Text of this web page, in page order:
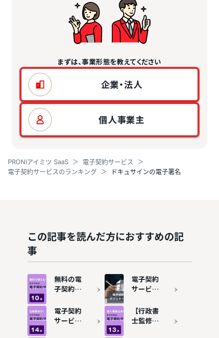
まずは、事業形態を教えてください
企業・法人
個人事業主
PRONIアイミツ SaaS
電子契約サービス
電子契約サービスのランキング
ドキュサインの電子署名
この記事を読んだ方におすすめの記
事
無料の電
子契約サ
すすめ10
選！有料
電子契約
サービス
ステムの
メリッ
ト・デメ
電子契約
サービス
【行政書
士監修】